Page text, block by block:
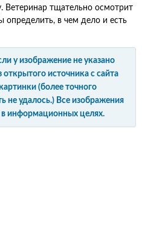
Ветеринар тщательно осмотрит
определить, в чем дело и есть
у изображение не указано
открытого источника с сайта
(более точного
не удалось.) Все изображения
информационных целях.